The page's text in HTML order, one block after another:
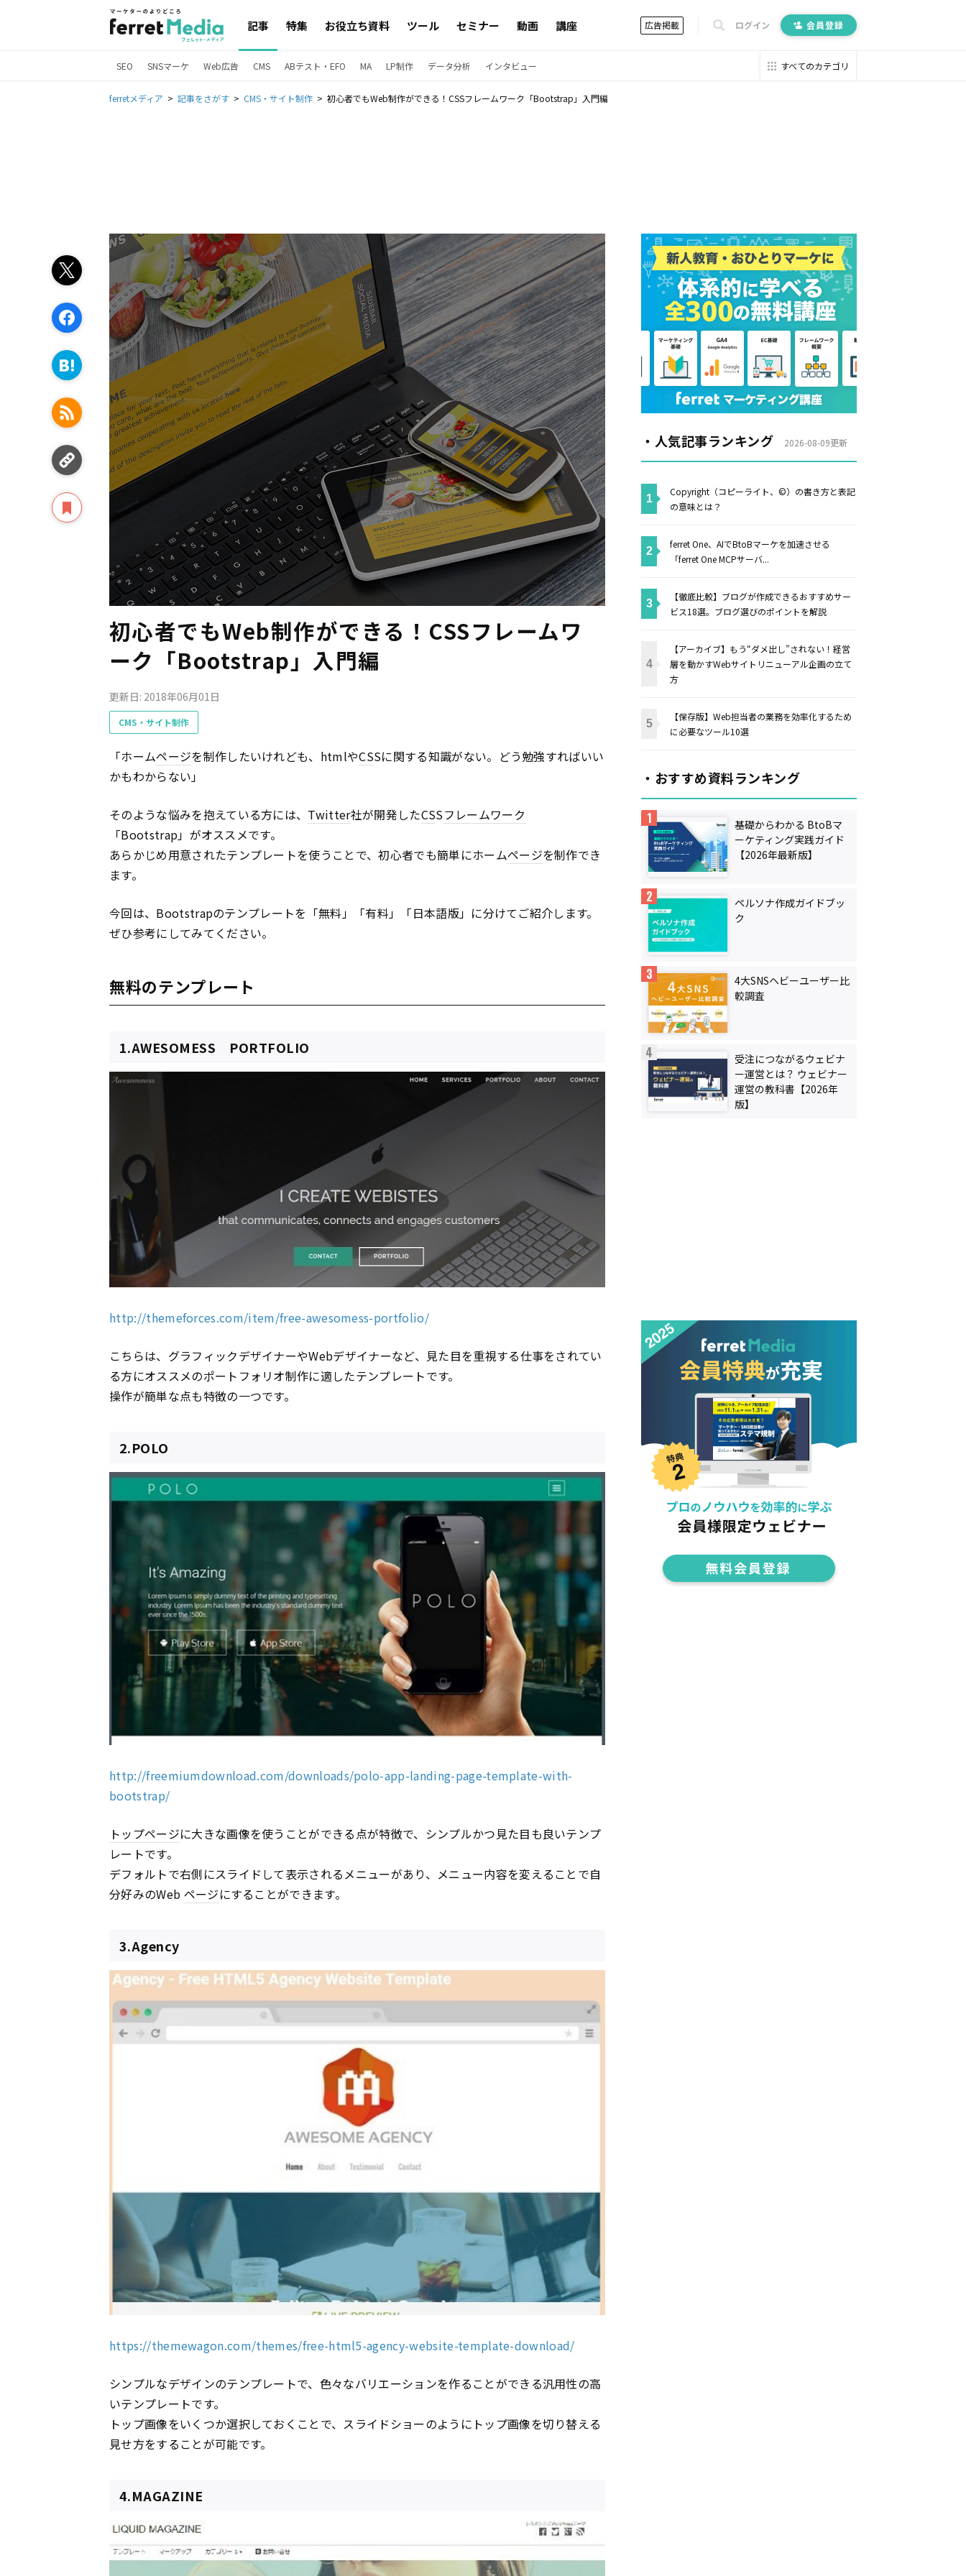
記事 特集 お役立ち資料 ツール セミナー 動画 講座 広告掲載 ログイン 会員登録
SEO SNSマーケ Web広告 CMS ABテスト・EFO MA LP制作 データ分析 インタビュー すべてのカテゴリ
ferretメディア 記事をさがす CMS・サイト制作 初心者でもWeb制作ができる！CSSフレームワーク「Bootstrap」入門編
初心者でもWeb制作ができる！CSSフレームワ
ーク「Bootstrap」入門編
更新日: 2018年06月01日
CMS・サイト制作
「ホームページを制作したいけれども、htmlやCSSに関する知識がない。どう勉強すればいい
かもわからない」
そのような悩みを抱えている方には、 Twitter社が開発したCSSフレームワーク
「Bootstrap」がオススメです。
あらかじめ用意されたテンプレートを使うことで、初心者でも簡単にホームページを制作でき
ます。
今回は、Bootstrapのテンプレートを「無料」「有料」「日本語版」に分けてご紹介します。
ぜひ参考にしてみてください。
無料のテンプレート
1.AWESOMESS PORTFOLIO
http://themeforces.com/item/free-awesomess-portfolio/
こちらは、グラフィックデザイナーやWebデザイナーなど、見た目を重視する仕事をされてい
る方にオススメのポートフォリオ制作に適したテンプレートです。
操作が簡単な点も特徴の一つです。
2.POLO
http://freemiumdownload.com/downloads/polo-app-landing-page-template-with-
bootstrap/
トップページに大きな画像を使うことができる点が特徴で、シンプルかつ見た目も良いテンプ
レートです。
デフォルトで右側にスライドして表示されるメニューがあり、メニュー内容を変えることで自
分好みのWeb ページにすることができます。
3.Agency
https://themewagon.com/themes/free-html5-agency-website-template-download/
シンプルなデザインのテンプレートで、色々なバリエーションを作ることができる汎用性の高
いテンプレートです。
トップ画像をいくつか選択しておくことで、スライドショーのようにトップ画像を切り替える
見せ方をすることが可能です。
4.MAGAZINE
・人気記事ランキング 2026-08-09更新
Copyright（コピーライト、©）の書き方と表記
の意味とは？
ferret One、AIでBtoBマーケを加速させる
「ferret One MCPサーバ...
【徹底比較】ブログが作成できるおすすめサー
ビス18選。ブログ選びのポイントを解説
【アーカイブ】もう“ダメ出し”されない！経営
層を動かすWebサイトリニューアル企画の立て
方
【保存版】Web担当者の業務を効率化するため
に必要なツール10選
・おすすめ資料ランキング
基礎からわかる BtoBマ
ーケティング実践ガイド
【2026年最新版】
ペルソナ作成ガイドブッ
ク
4大SNSヘビーユーザー比
較調査
受注につながるウェビナ
ー運営とは？ ウェビナー
運営の教科書【2026年
版】